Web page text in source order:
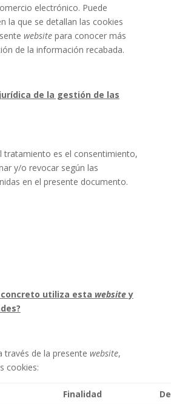
electrónico. Puede
la que se detallan las cookies
websitepara conocer más
de la información recabada.
de la gestión de las
tratamiento es el consentimiento,
y/o revocar según las
en el presente documento.
concreto utiliza esta websitey
través de la presente website,
cookies:
Finalidad